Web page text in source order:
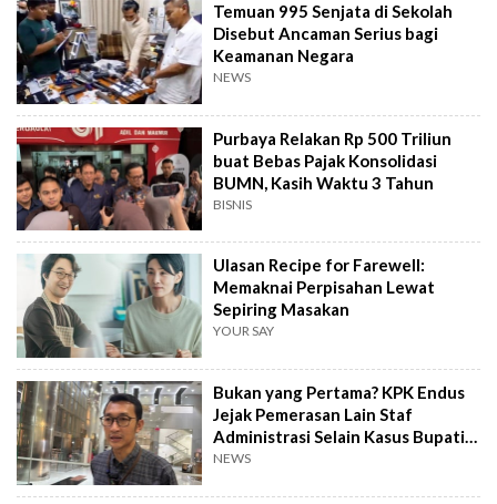
Temuan 995 Senjata di Sekolah
Disebut Ancaman Serius bagi
Keamanan Negara
NEWS
Purbaya Relakan Rp 500 Triliun
buat Bebas Pajak Konsolidasi
BUMN, Kasih Waktu 3 Tahun
BISNIS
Ulasan Recipe for Farewell:
Memaknai Perpisahan Lewat
Sepiring Masakan
YOUR SAY
Bukan yang Pertama? KPK Endus
Jejak Pemerasan Lain Staf
Administrasi Selain Kasus Bupati
Pemalang
NEWS